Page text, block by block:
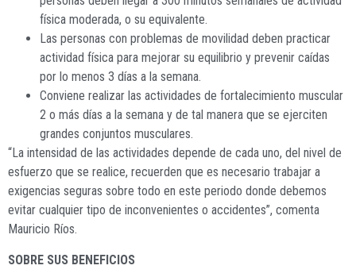
física moderada, o su equivalente.
Las personas con problemas de movilidad deben practicar
actividad física para mejorar su equilibrio y prevenir caídas
por lo menos 3 días a la semana.
Conviene realizar las actividades de fortalecimiento muscular
2 o más días a la semana y de tal manera que se ejerciten
grandes conjuntos musculares.
“La intensidad de las actividades depende de cada uno, del nivel de
esfuerzo que se realice, recuerden que es necesario trabajar a
exigencias seguras sobre todo en este periodo donde debemos
evitar cualquier tipo de inconvenientes o accidentes”, comenta
Mauricio Ríos.
SOBRE SUS BENEFICIOS